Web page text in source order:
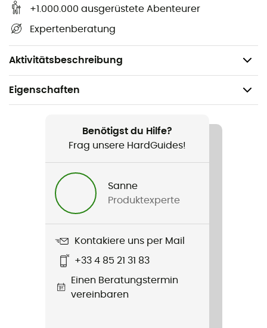
+1.000.000 ausgerüstete Abenteurer
Expertenberatung
Aktivitätsbeschreibung
kompatibel und kann an bestimmte Modelle anderer
Kompatibilität beim Hersteller).
Gewicht: 48 g
Eigenschaften
Beipackzettel einsehen
Benötigst du Hilfe?
Frag unsere HardGuides!
Sanne
Produktexperte
Kontakiere uns per Mail
+33 4 85 21 31 83
Einen Beratungstermin
vereinbaren